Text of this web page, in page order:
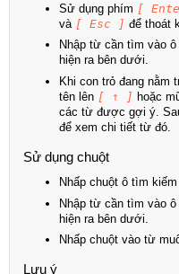
Sử dụng phím [
và [ Esc ] để thoát
Nhập từ cần tìm vào
hiện ra bên dưới.
Khi con trỏ đang nằm
tên lên [ ↑ ] hoặc
các từ được gợi ý.
để xem chi tiết từ đó.
Sử dụng chuột
Nhấp chuột ô tìm
Nhập từ cần tìm vào
hiện ra bên dưới.
Nhấp chuột vào từ
Lưu ý